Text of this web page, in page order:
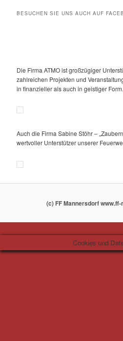
BESUCHEN SIE UNS AUCH AUF
Die Firma ATMO ist großzügiger
zahlreichen Projekten und
in finanzieller als auch in geistiger Form.
Auch die Firma Sabine Stöhr –
wertvoller Unterstützer unserer
(c) FF Mannersdorf
Cookies und